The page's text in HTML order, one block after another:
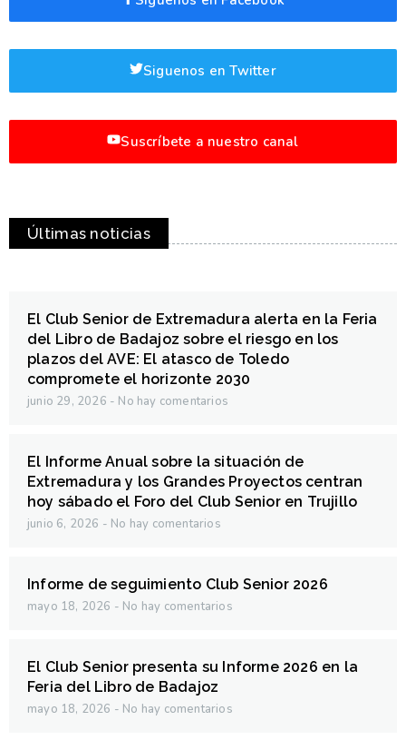
Siguenos en Twitter
Suscríbete a nuestro canal
Últimas noticias
El Club Senior de Extremadura alerta en la Feria
del Libro de Badajoz sobre el riesgo en los
plazos del AVE: El atasco de Toledo
compromete el horizonte 2030
junio 29, 2026 No hay comentarios
El Informe Anual sobre la situación de
Extremadura y los Grandes Proyectos centran
hoy sábado el Foro del Club Senior en Trujillo
junio 6, 2026 No hay comentarios
Informe de seguimiento Club Senior 2026
mayo 18, 2026 No hay comentarios
El Club Senior presenta su Informe 2026 en la
Feria del Libro de Badajoz
mayo 18, 2026 No hay comentarios